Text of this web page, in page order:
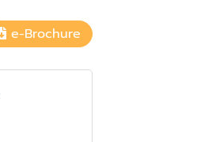
e-Brochure